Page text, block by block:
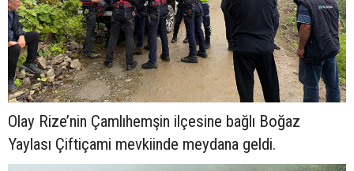
Olay Rize’nin Çamlıhemşin ilçesine bağlı Boğaz
Yaylası Çiftiçami mevkiinde meydana geldi.